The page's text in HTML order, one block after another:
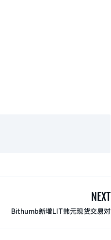
NEXT
Bithumb新增LIT韩元现货交易对